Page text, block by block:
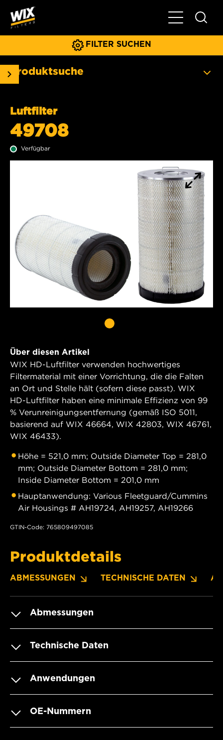
FILTER SUCHEN
Produktsuche
Luftfilter
49708
Verfügbar
Über diesen Artikel
WIX HD-Luftfilter verwenden hochwertiges
Filtermaterial mit einer Vorrichtung, die die Falten
an Ort und Stelle hält (sofern diese passt). WIX
HD-Luftfilter haben eine minimale Effizienz von 99
% Verunreinigungsentfernung (gemäß ISO 5011,
basierend auf WIX 46664, WIX 42803, WIX 46761,
WIX 46433).
Höhe = 521,0 mm; Outside Diameter Top = 281,0
mm; Outside Diameter Bottom = 281,0 mm;
Inside Diameter Bottom = 201,0 mm
Hauptanwendung: Various Fleetguard/Cummins
Air Housings # AH19724, AH19257, AH19266
GTIN-Code: 765809497085
Produktdetails
ABMESSUNGEN TECHNISCHE DATEN
Abmessungen
Technische Daten
Anwendungen
OE-Nummern